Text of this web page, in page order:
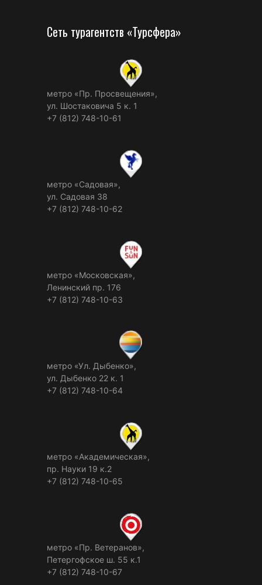
Сеть турагентств «Турсфера»
метро «Пр. Просвещения»,
ул. Шостаковича 5 к. 1
+7 (812) 748-10-61
метро «Садовая»,
ул. Садовая 38
+7 (812) 748-10-62
метро «Московская»,
Ленинский пр. 176
+7 (812) 748-10-63
метро «Ул. Дыбенко»,
ул. Дыбенко 22 к. 1
+7 (812) 748-10-64
метро «Академическая»,
пр. Науки 19 к.2
+7 (812) 748-10-65
метро «Пр. Ветеранов»,
Петергофское ш. 55 к.1
+7 (812) 748-10-67